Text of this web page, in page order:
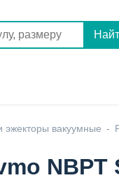
эжекторы вакуумные
NBPT